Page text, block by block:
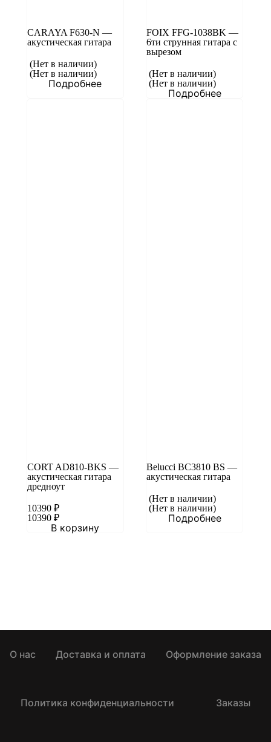
CARAYA F630-N —
акустическая гитара
(Нет в наличии)
(Нет в наличии)
Подробнее
FOIX FFG-1038BK —
6ти струнная гитара с
вырезом
(Нет в наличии)
(Нет в наличии)
Подробнее
CORT AD810-BKS —
акустическая гитара
дредноут
10390 ₽
10390 ₽
В корзину
Belucci BC3810 BS —
акустическая гитара
(Нет в наличии)
(Нет в наличии)
Подробнее
О нас Доставка и оплата Оформление заказа
Политика конфиденциальности Заказы